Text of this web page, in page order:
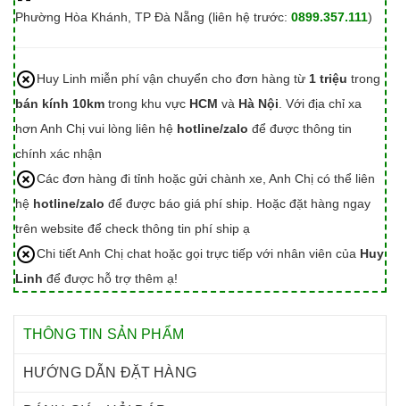
Phường Hòa Khánh, TP Đà Nẵng (liên hệ trước: 0899.357.111)
Huy Linh miễn phí vận chuyển cho đơn hàng từ 1 triệu trong
bán kính 10km trong khu vực HCM và Hà Nội . Với địa chỉ xa
hơn Anh Chị vui lòng liên hệ hotline/zalo để được thông tin
chính xác nhận
Các đơn hàng đi tỉnh hoặc gửi chành xe, Anh Chị có thể liên
hệ hotline/zalo để được báo giá phí ship. Hoặc đặt hàng ngay
trên website để check thông tin phí ship ạ
Chi tiết Anh Chị chat hoặc gọi trực tiếp với nhân viên của Huy
Linh để được hỗ trợ thêm ạ!
THÔNG TIN SẢN PHẨM
HƯỚNG DẪN ĐẶT HÀNG